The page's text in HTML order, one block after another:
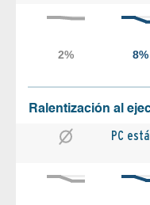
Ralentización al
PC